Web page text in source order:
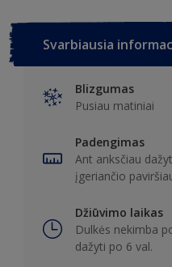
Svarbiausia
Blizgumas
Pusiau matiniai
Padengimas
Ant anksčiau
įgeriančio
Džiūvimo laikas
Dulkės nekimba
dažyti po 6 val.